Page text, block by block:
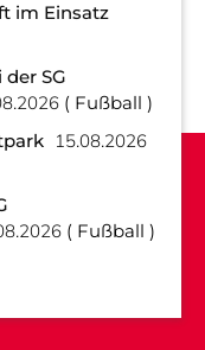
im Einsatz
SG
Fußball
15.08.2026
Fußball